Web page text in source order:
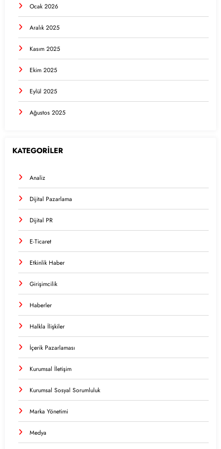
Ocak 2026
Aralık 2025
Kasım 2025
Ekim 2025
Eylül 2025
Ağustos 2025
KATEGORİLER
Analiz
Dijital Pazarlama
Dijital PR
E-Ticaret
Etkinlik Haber
Girişimcilik
Haberler
Halkla İlişkiler
İçerik Pazarlaması
Kurumsal İletişim
Kurumsal Sosyal Sorumluluk
Marka Yönetimi
Medya